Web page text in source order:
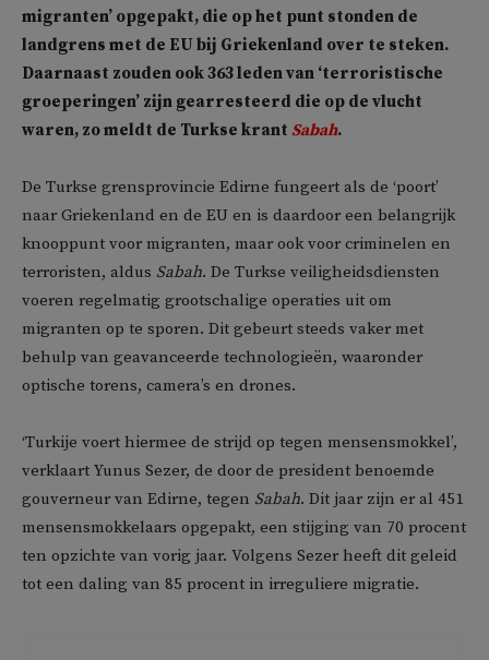
migranten’ opgepakt, die op het punt stonden de
landgrens met de EU bij Griekenland over te steken.
Daarnaast zouden ook 363 leden van ‘terroristische
groeperingen’ zijn gearresteerd die op de vlucht
waren, zo meldt de Turkse krant Sabah.
De Turkse grensprovincie Edirne fungeert als de ‘poort’
naar Griekenland en de EU en is daardoor een belangrijk
knooppunt voor migranten, maar ook voor criminelen en
terroristen, aldus Sabah. De Turkse veiligheidsdiensten
voeren regelmatig grootschalige operaties uit om
migranten op te sporen. Dit gebeurt steeds vaker met
behulp van geavanceerde technologieën, waaronder
optische torens, camera’s en drones.
‘Turkije voert hiermee de strijd op tegen mensensmokkel’,
verklaart Yunus Sezer, de door de president benoemde
gouverneur van Edirne, tegen Sabah. Dit jaar zijn er al 451
mensensmokkelaars opgepakt, een stijging van 70 procent
ten opzichte van vorig jaar. Volgens Sezer heeft dit geleid
tot een daling van 85 procent in irreguliere migratie.